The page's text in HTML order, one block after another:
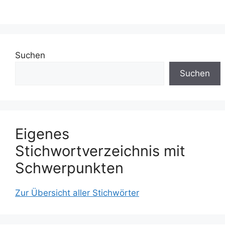
Suchen
Suchen
Eigenes
Stichwortverzeichnis mit
Schwerpunkten
Zur Übersicht aller Stichwörter